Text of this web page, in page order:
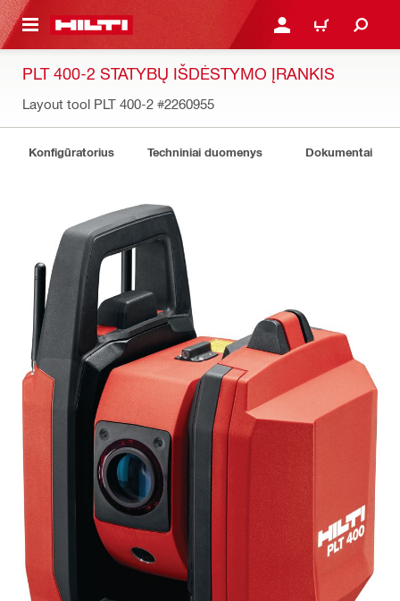
TURINIO PRISIJUNGTI ARBA
PIRKINIŲ
PLT 400-2 STATYBŲ IŠDĖSTYMO ĮRANKIS
Layout tool PLT 400-2 #2260955
Konfigūratorius Techniniai duomenys Dokumentai